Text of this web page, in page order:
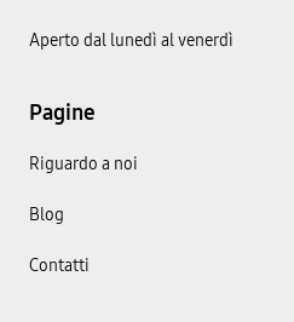
Aperto dal lunedì al venerdì
Pagine
Riguardo a noi
Blog
Contatti